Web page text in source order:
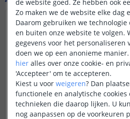
de website goed. Ze hebben ook
Zo maken we de website elke dag
Daarom gebruiken we
en buiten onze website te volgen.
gegevens voor het personaliseren
doen we op een anonieme manier.
hier alles over onze cookie- en
'Accepteer' om te accepteren.
Kiest u voor weigeren? Dan
functionele en analytische
technieken die daarop lijken. U
nog aanpassen op de voorkeuren